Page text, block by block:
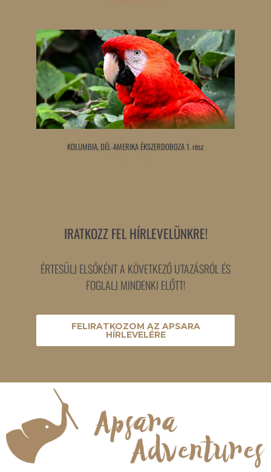
KOLUMBIA, DÉL-AMERIKA ÉKSZERDOBOZA 1. rész
IRATKOZZ FEL HÍRLEVELÜNKRE!
ÉRTESÜLJ ELSŐKÉNT A KÖVETKEZŐ UTAZÁSRÓL ÉS
FOGLALJ MINDENKI ELŐTT!
FELIRATKOZOM AZ APSARA
HÍRLEVELÉRE